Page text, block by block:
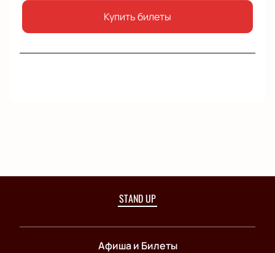
Купить билеты
STAND UP
Афиша и Билеты